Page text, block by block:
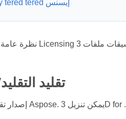
Apply tered tered إيسنس
Eتقييم Vتقليد التقليد